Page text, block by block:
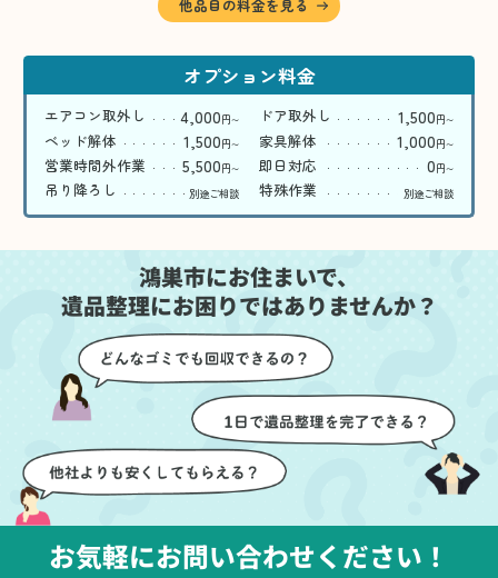
他品目の料金を見る
オプション料金
エアコン取外し 4,000円〜 ドア取外し 1,500円〜
ベッド解体 1,500円〜 家具解体 1,000円〜
営業時間外作業 5,500円〜 即日対応 0円〜
吊り降ろし 別途ご相談 特殊作業 別途ご相談
鴻巣市にお住まいで、
遺品整理にお困りではありませんか？
お気軽にお問い合わせください！